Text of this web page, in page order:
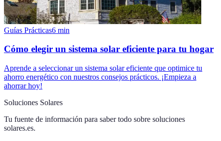
Guías Prácticas6 min
Cómo elegir un sistema solar eficiente para tu hogar
Aprende a seleccionar un sistema solar eficiente que optimice tu
ahorro energético con nuestros consejos prácticos. ¡Empieza a
ahorrar hoy!
Soluciones Solares
Tu fuente de información para saber todo sobre soluciones
solares.es.